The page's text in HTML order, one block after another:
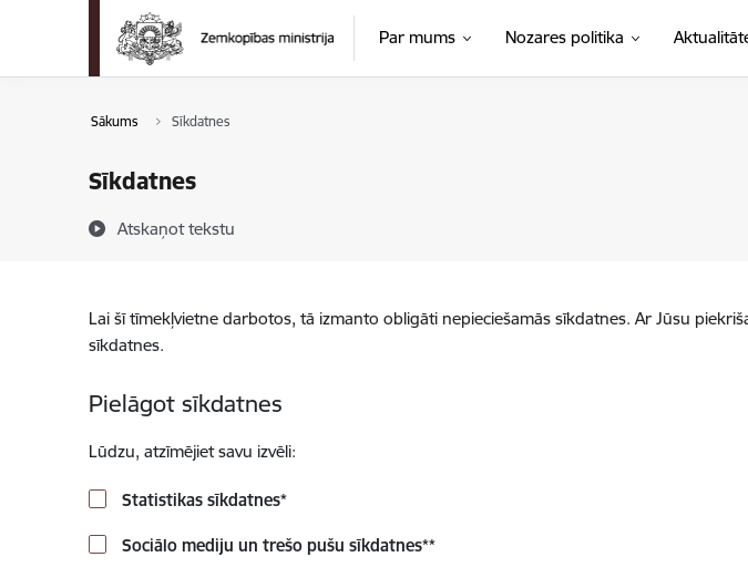
Pāriet uz lapas saturu
Par mums Nozares politika
Sākums Sīkdatnes
Sīkdatnes
Atskaņot tekstu
Lai šī tīmekļvietne darbotos, tā izmanto obligāti nepieciešamās sīkdatnes. Ar Jūsu
sīkdatnes.
Pielāgot sīkdatnes
Lūdzu, atzīmējiet savu izvēli:
Statistikas sīkdatnes*
Sociālo mediju un trešo pušu sīkdatnes**